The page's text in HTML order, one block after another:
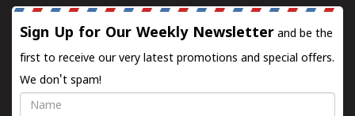
Sign Up for Our Weekly Newsletter and be the
first to receive our very latest promotions and special offers.
We don't spam!
Name